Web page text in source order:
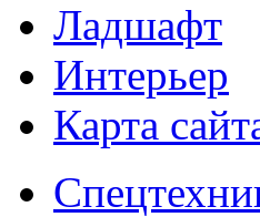
Ладшафт
Интерьер
Карта